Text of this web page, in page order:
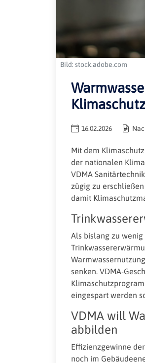
Bild: stock.adobe.com
16.02.2026
Mit dem
der nationalen
VDMA
zügig zu
damit
Als bislang zu
senken. VDMA-
eingespart werden
VDMA will
abbilden
Effizienzgewinne
noch im